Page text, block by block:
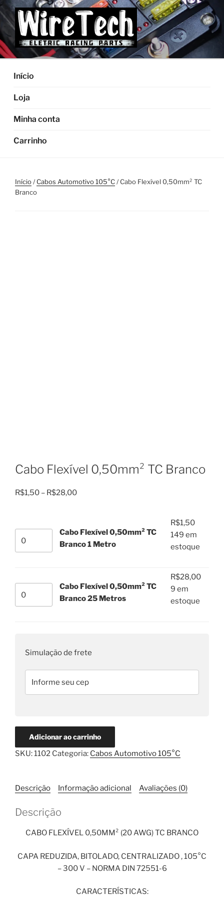
Pular
para
o
conteúdo
Início
Loja
Minha conta
Carrinho
Início/Cabos Automotivo 105°C/ Cabo Flexível 0,50mm² TC
Branco
Cabo Flexível 0,50mm² TC Branco
R$1,50 – R$28,00Faixa
R$1,50
através
Flexível
Branco
Metro
Cabo Flexível 0,50mm² TC
Branco 1 Metro
R$1,50
149 em
estoque
Flexível
quantidade
Cabo Flexível 0,50mm² TC
Branco 25 Metros
R$28,00
9 em
estoque
Simulação de frete
Adicionar ao carrinho
SKU:1102 Categoria: Cabos Automotivo 105°C
Descrição Informação adicional Avaliações (0)
Descrição
CABO FLEXÍVEL 0,50MM² (20 AWG) TC BRANCO
CAPA REDUZIDA, BITOLADO, CENTRALIZADO , 105°C
– 300 V – NORMA DIN 72551-6
CARACTERÍSTICAS: